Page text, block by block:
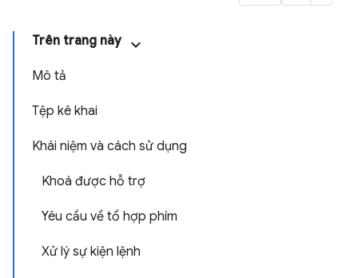
Trên trang này
Mô tả
Tệp kê khai
Khái niệm và cách sử dụng
Khoá được hỗ trợ
Yêu cầu về tổ hợp phím
Xử lý sự kiện lệnh